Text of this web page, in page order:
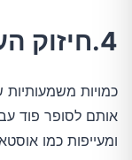
4.חיזוק העצמות
כמויות
אותם לסופר פוד
ומעייפות כמו